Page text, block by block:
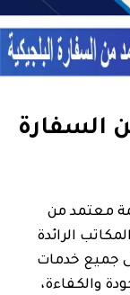
السفارة
معتمد من
الرائدة
جميع خدمات
والكفاءة،